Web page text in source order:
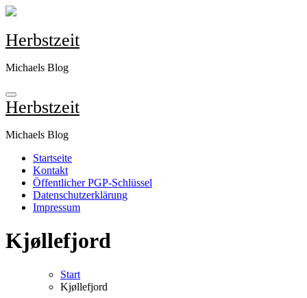
Zum
springen
Herbstzeit
Michaels Blog
Herbstzeit
Michaels Blog
Startseite
Kontakt
Öffentlicher PGP-Schlüssel
Datenschutzerklärung
Impressum
Kjøllefjord
Start
Kjøllefjord